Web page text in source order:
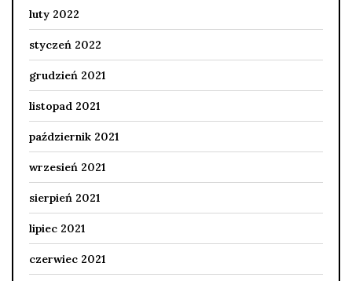
luty 2022
styczeń 2022
grudzień 2021
listopad 2021
październik 2021
wrzesień 2021
sierpień 2021
lipiec 2021
czerwiec 2021